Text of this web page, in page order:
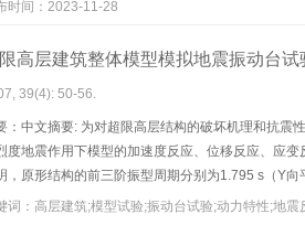
时间：2023-11-28
高层建筑整体模型模拟地震振动台试
39(4): 50-56.
：中文摘要: 为对超限高层结构的破坏机理和抗震
度地震作用下模型的加速度反应、位移反应、应
，原形结构的前三阶振型周期分别为1.795 s（Y
移角和弹塑性位移
词：高层建筑;模型试验;振动台试验;动力特性;地震